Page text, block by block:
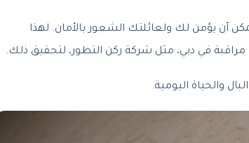
أن يؤمن لك ولعائلتك الشعور بالأمان. لهذا
في دبي، مثل شركة ركن التطور، لتحقيق ذلك.
والحياة اليومية.